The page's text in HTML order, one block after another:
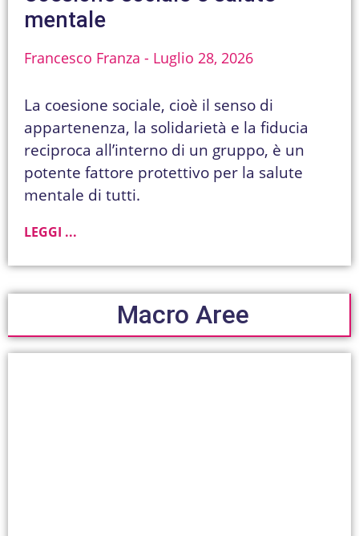
mentale
Francesco Franza Luglio 28, 2026
La coesione sociale, cioè il senso di
appartenenza, la solidarietà e la fiducia
reciproca all’interno di un gruppo, è un
potente fattore protettivo per la salute
mentale di tutti.
LEGGI ...
Macro Aree